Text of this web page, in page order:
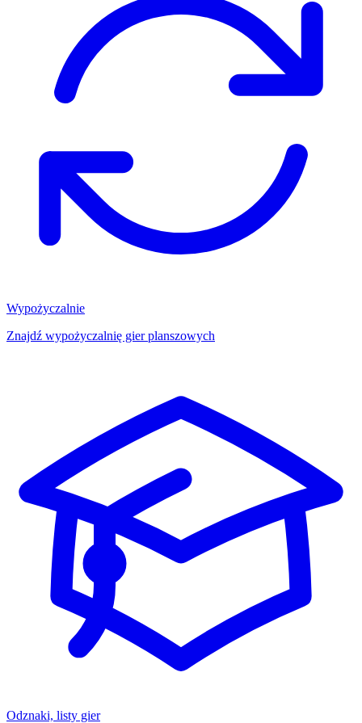
Wypożyczalnie
Znajdź wypożyczalnię gier planszowych
Odznaki, listy gier